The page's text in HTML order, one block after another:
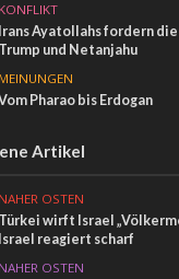
KONFLIKT
Irans Ayatollahs fordern
Trump und Netanjahu
MEINUNGEN
Pharao bis Erdogan
Artikel
NAHER OSTEN
Türkei wirft Israel
Israel reagiert scharf
NAHER OSTEN